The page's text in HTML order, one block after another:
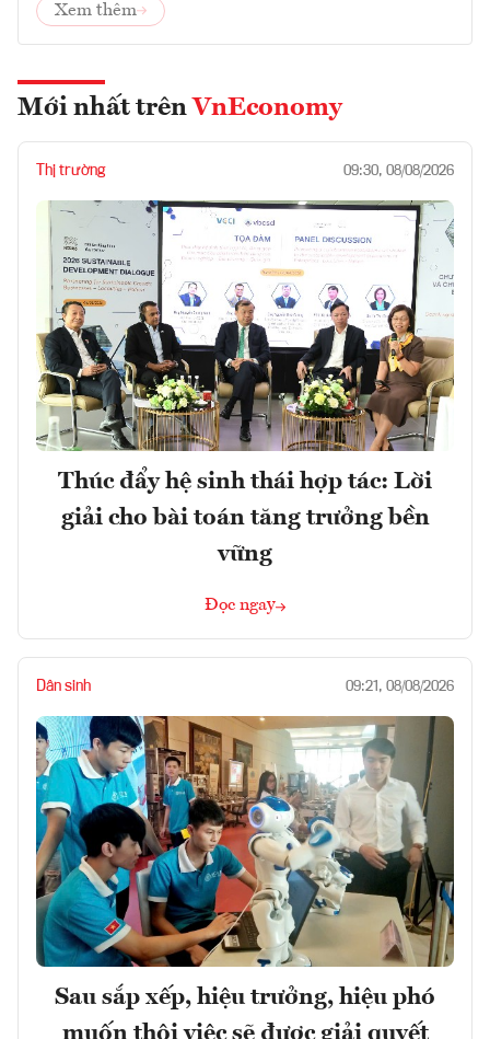
Xem thêm
Mới nhất trên VnEconomy
Thị trường 09:30, 08/08/2026
Thúc đẩy hệ sinh thái hợp tác: Lời
giải cho bài toán tăng trưởng bền
vững
Đọc ngay
Dân sinh 09:21, 08/08/2026
Sau sắp xếp, hiệu trưởng, hiệu phó
muốn thôi việc sẽ được giải quyết